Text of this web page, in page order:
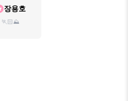
장용호
🏃🏻⛰️